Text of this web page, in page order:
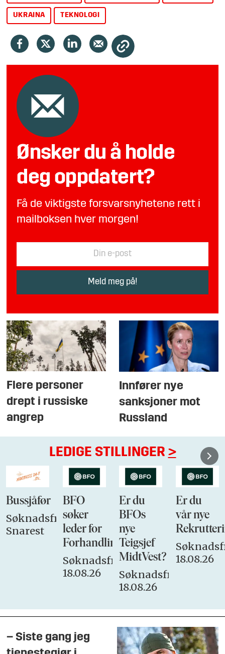
UKRAINA TEKNOLOGI
Ønsker du å holde
deg oppdatert?
Få de viktigste forsvarsnyhetene rett i
mailboksen hver morgen!
Flere personer
drept i russiske
angrep
Innfører nye
sanksjoner mot
Russland
LEDIGE STILLINGER >
Bussjåfør
Søknadsfrist:
Snarest
BFO
søker
leder for
Forhandlingsutvalget
Søknadsfrist:
18.08.26
Er du
BFOs
nye
Teigsjef
MidtVest?
Søknadsfrist:
18.08.26
Er du
vår nye
18.08.26
– Siste gang jeg